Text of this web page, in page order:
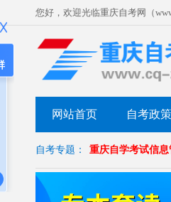
您好，欢迎光临重庆自考网（
网站首页 自考政策
自考专题： 重庆自学考试信